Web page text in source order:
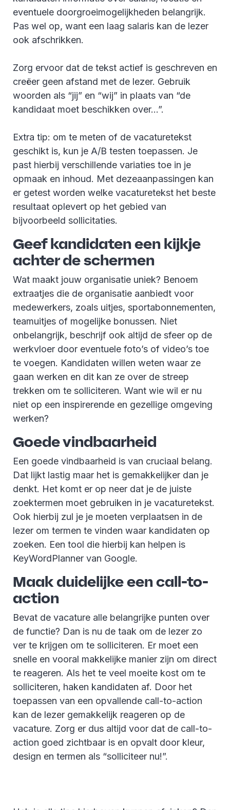
eventuele doorgroeimogelijkheden belangrijk.
Pas wel op, want een laag salaris kan de lezer
ook afschrikken.
Zorg ervoor dat de tekst actief is geschreven en
creëer geen afstand met de lezer. Gebruik
woorden als “jij” en “wij” in plaats van “de
kandidaat moet beschikken over...”.
Extra tip: om te meten of de vacaturetekst
geschikt is, kun je A/B testen toepassen. Je
past hierbij verschillende variaties toe in je
opmaak en inhoud. Met dezeaanpassingen kan
er getest worden welke vacaturetekst het beste
resultaat oplevert op het gebied van
bijvoorbeeld sollicitaties.
Geef kandidaten een kijkje
achter de schermen
Wat maakt jouw organisatie uniek? Benoem
extraatjes die de organisatie aanbiedt voor
medewerkers, zoals uitjes, sportabonnementen,
teamuitjes of mogelijke bonussen. Niet
onbelangrijk, beschrijf ook altijd de sfeer op de
werkvloer door eventuele foto’s of video’s toe
te voegen. Kandidaten willen weten waar ze
gaan werken en dit kan ze over de streep
trekken om te solliciteren. Want wie wil er nu
niet op een inspirerende en gezellige omgeving
werken?
Goede vindbaarheid
Een goede vindbaarheid is van cruciaal belang.
Dat lijkt lastig maar het is gemakkelijker dan je
denkt. Het komt er op neer dat je de juiste
zoektermen moet gebruiken in je vacaturetekst.
Ook hierbij zul je je moeten verplaatsen in de
lezer om termen te vinden waar kandidaten op
zoeken. Een tool die hierbij kan helpen is
KeyWordPlanner van Google.
Maak duidelijke een call-to-
action
Bevat de vacature alle belangrijke punten over
de functie? Dan is nu de taak om de lezer zo
ver te krijgen om te solliciteren. Er moet een
snelle en vooral makkelijke manier zijn om direct
te reageren. Als het te veel moeite kost om te
solliciteren, haken kandidaten af. Door het
toepassen van een opvallende call-to-action
kan de lezer gemakkelijk reageren op de
vacature. Zorg er dus altijd voor dat de call-to-
action goed zichtbaar is en opvalt door kleur,
design en termen als “solliciteer nu!”.